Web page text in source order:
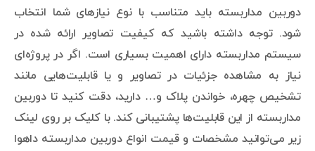
دوربین مداربسته باید متناسب با نوع نیازهای شما انتخاب
شود. توجه داشته باشید که کیفیت تصاویر ارائه شده در
سیستم مداربسته دارای اهمیت بسیاری است. اگر در پروژه‌ای
نیاز به مشاهده جزئیات در تصاویر و یا قابلیت‌هایی مانند
تشخیص چهره، خواندن پلاک و… دارید، دقت کنید تا دوربین
مداربسته از این قابلیت‌ها پشتیبانی کند. با کلیک بر روی لینک
زیر می‌توانید مشخصات و قیمت انواع دوربین مداربسته داهوا